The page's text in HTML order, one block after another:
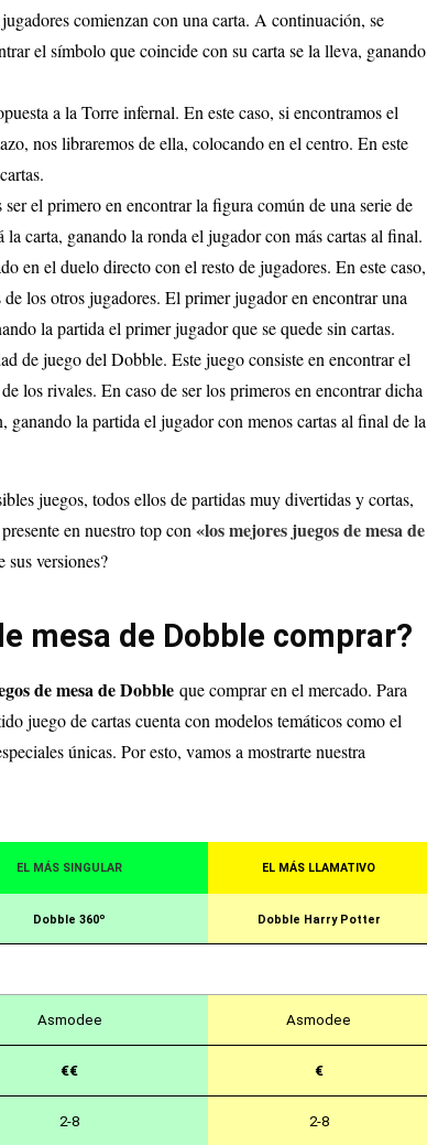
comienzan con una carta. A continuación, se
el símbolo que coincide con su carta se la lleva, ganando
a la Torre infernal. En este caso, si encontramos el
nos libraremos de ella, colocando en el centro. En este
el primero en encontrar la figura común de una serie de
carta, ganando la ronda el jugador con más cartas al final.
en el duelo directo con el resto de jugadores. En este caso,
los otros jugadores. El primer jugador en encontrar una
la partida el primer jugador que se quede sin cartas.
de juego del Dobble. Este juego consiste en encontrar el
los rivales. En caso de ser los primeros en encontrar dicha
la partida el jugador con menos cartas al final de la
juegos, todos ellos de partidas muy divertidas y cortas,
en nuestro top con«los mejores juegos de mesa de
sus versiones?
mesa de Dobble comprar?
de mesa de Dobbleque comprar en el mercado. Para
juego de cartas cuenta con modelos temáticos como el
únicas. Por esto, vamos a mostrarte nuestra
EL MÁS SINGULAR EL MÁS LLAMATIVO
Dobble 360º Dobble Harry Potter
Asmodee Asmodee
€€ €
2-8 2-8